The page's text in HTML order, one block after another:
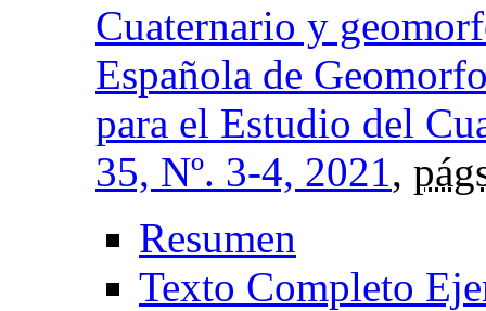
Cuaternario y
Española de
para el Estudio del
35, Nº. 3-4, 2021,
Resumen
Texto Completo